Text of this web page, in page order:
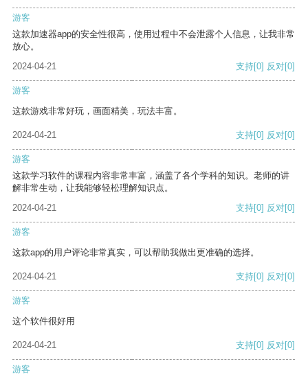
游客
这款加速器app的安全性很高，使用过程中不会泄露个人信息，让我非常
放心。
2024-04-21
支持[0] 反对[0]
游客
这款游戏非常好玩，画面精美，玩法丰富。
2024-04-21 支持[0] 反对[0]
游客
这款学习软件的课程内容非常丰富，涵盖了各个学科的知识。老师的讲
解非常生动，让我能够轻松理解知识点。
2024-04-21
支持[0] 反对[0]
游客
这款app的用户评论非常真实，可以帮助我做出更准确的选择。
2024-04-21 支持[0] 反对[0]
游客
这个软件很好用
2024-04-21 支持[0] 反对[0]
游客